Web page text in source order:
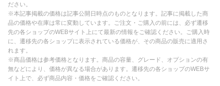
ださい。
※本記事掲載の価格は記事公開日時点のものとなります。記事に掲載した商
品の価格や在庫は常に変動しています。ご注文・ご購入の前には、必ず遷移
先の各ショップのWEBサイト上にて最新の情報をご確認ください。ご購入時
に、遷移先の各ショップに表示されている価格が、その商品の販売に適用さ
れます。
※商品価格は参考価格となります。商品の容量、グレード、オプションの有
無などにより、価格が異なる場合があります。遷移先の各ショップのWEBサ
イト上で、必ず商品内容・価格をご確認ください。